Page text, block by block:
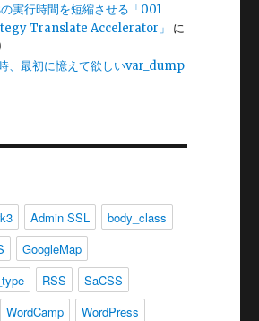
実行時間を短縮させる「001
Translate Accelerator」
に
、最初に憶えて欲しいvar_dump
Admin SSL
body_class
GoogleMap
RSS
SaCSS
WordCamp
WordPress